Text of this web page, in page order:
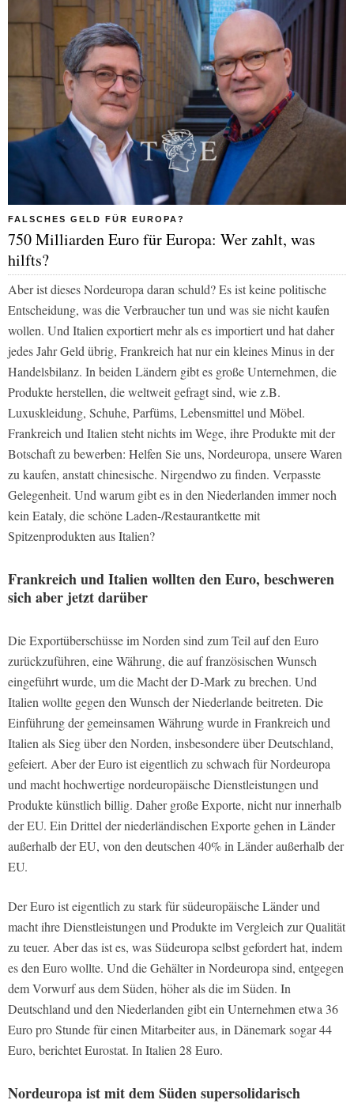
FALSCHES GELD FÜR EUROPA?
750 Milliarden Euro für Europa: Wer zahlt, was
hilfts?
Aber ist dieses Nordeuropa daran schuld? Es ist keine politische
Entscheidung, was die Verbraucher tun und was sie nicht kaufen
wollen. Und Italien exportiert mehr als es importiert und hat daher
jedes Jahr Geld übrig, Frankreich hat nur ein kleines Minus in der
Handelsbilanz. In beiden Ländern gibt es große Unternehmen, die
Produkte herstellen, die weltweit gefragt sind, wie z.B.
Luxuskleidung, Schuhe, Parfüms, Lebensmittel und Möbel.
Frankreich und Italien steht nichts im Wege, ihre Produkte mit der
Botschaft zu bewerben: Helfen Sie uns, Nordeuropa, unsere Waren
zu kaufen, anstatt chinesische. Nirgendwo zu finden. Verpasste
Gelegenheit. Und warum gibt es in den Niederlanden immer noch
kein Eataly, die schöne Laden-/Restaurantkette mit
Spitzenprodukten aus Italien?
Frankreich und Italien wollten den Euro, beschweren
sich aber jetzt darüber
Die Exportüberschüsse im Norden sind zum Teil auf den Euro
zurückzuführen, eine Währung, die auf französischen Wunsch
eingeführt wurde, um die Macht der D-Mark zu brechen. Und
Italien wollte gegen den Wunsch der Niederlande beitreten. Die
Einführung der gemeinsamen Währung wurde in Frankreich und
Italien als Sieg über den Norden, insbesondere über Deutschland,
gefeiert. Aber der Euro ist eigentlich zu schwach für Nordeuropa
und macht hochwertige nordeuropäische Dienstleistungen und
Produkte künstlich billig. Daher große Exporte, nicht nur innerhalb
der EU. Ein Drittel der niederländischen Exporte gehen in Länder
außerhalb der EU, von den deutschen 40% in Länder außerhalb der
EU.
Der Euro ist eigentlich zu stark für südeuropäische Länder und
macht ihre Dienstleistungen und Produkte im Vergleich zur Qualität
zu teuer. Aber das ist es, was Südeuropa selbst gefordert hat, indem
es den Euro wollte. Und die Gehälter in Nordeuropa sind, entgegen
dem Vorwurf aus dem Süden, höher als die im Süden. In
Deutschland und den Niederlanden gibt ein Unternehmen etwa 36
Euro pro Stunde für einen Mitarbeiter aus, in Dänemark sogar 44
Euro, berichtet Eurostat. In Italien 28 Euro.
Nordeuropa ist mit dem Süden supersolidarisch